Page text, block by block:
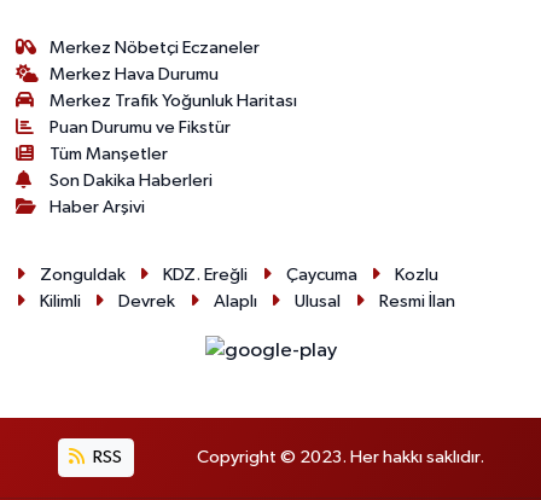
Merkez Nöbetçi Eczaneler
Merkez Hava Durumu
Merkez Trafik Yoğunluk Haritası
Puan Durumu ve Fikstür
Tüm Manşetler
Son Dakika Haberleri
Haber Arşivi
Zonguldak KDZ. Ereğli Çaycuma
Kozlu
Kilimli
Devrek Alaplı Ulusal Resmi İlan
RSS Copyright © 2023. Her hakkı saklıdır.